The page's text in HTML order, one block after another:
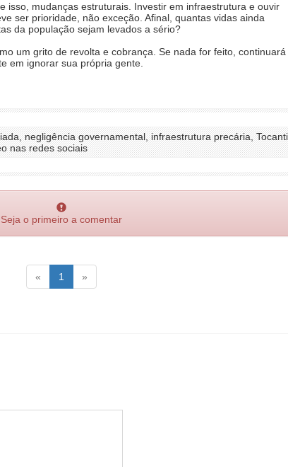
isso, mudanças estruturais. Investir em infraestrutura e ouvir
ser prioridade, não exceção. Afinal, quantas vidas ainda
da população sejam levados a sério?
um grito de revolta e cobrança. Se nada for feito, continuará
em ignorar sua própria gente.
negligência governamental, infraestrutura precária,
nas redes sociais
Seja o primeiro a comentar
« Voltar1 (atual)
»